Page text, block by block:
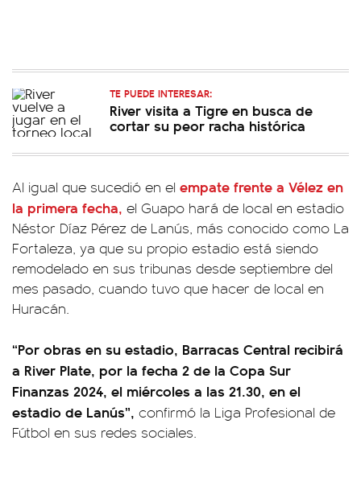
TE PUEDE INTERESAR:
River visita a Tigre en busca de
cortar su peor racha histórica
Al igual que sucedió en el empate frente a Vélez en
la primera fecha, el Guapo hará de local en estadio
Néstor Díaz Pérez de Lanús, más conocido como La
Fortaleza, ya que su propio estadio está siendo
remodelado en sus tribunas desde septiembre del
mes pasado, cuando tuvo que hacer de local en
Huracán.
“Por obras en su estadio, Barracas Central recibirá
a River Plate, por la fecha 2 de la Copa Sur
Finanzas 2024, el miércoles a las 21.30, en el
estadio de Lanús”, confirmó la Liga Profesional de
Fútbol en sus redes sociales.